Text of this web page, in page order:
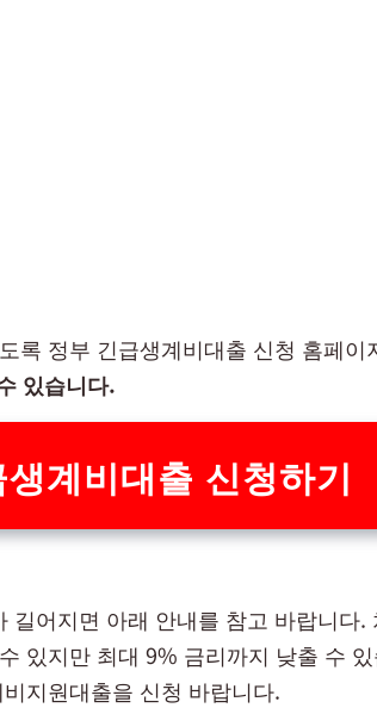
록 정부 긴급생계비대출 신청 홈페이
있습니다.
계비대출 신청하기
길어지면 아래 안내를 참고 바랍니다.
있지만 최대 9% 금리까지 낮출 수
지원대출을 신청 바랍니다.